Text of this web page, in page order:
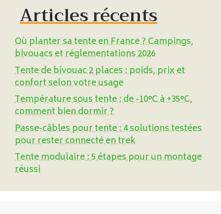
Articles récents
Où planter sa tente en France ? Campings,
bivouacs et réglementations 2026
Tente de bivouac 2 places : poids, prix et
confort selon votre usage
Température sous tente : de -10°C à +35°C,
comment bien dormir ?
Passe-câbles pour tente : 4 solutions testées
pour rester connecté en trek
Tente modulaire : 5 étapes pour un montage
réussi